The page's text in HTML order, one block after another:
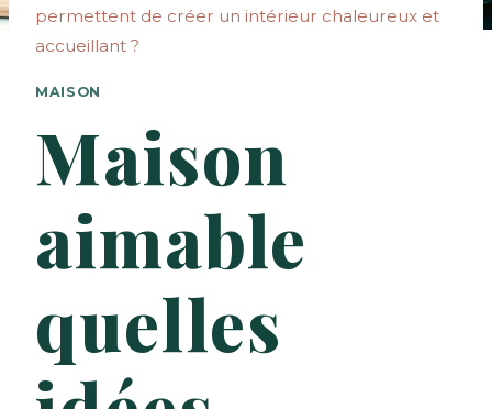
permettent de créer un intérieur chaleureux et
accueillant ?
MAISON
Maison
aimable
quelles